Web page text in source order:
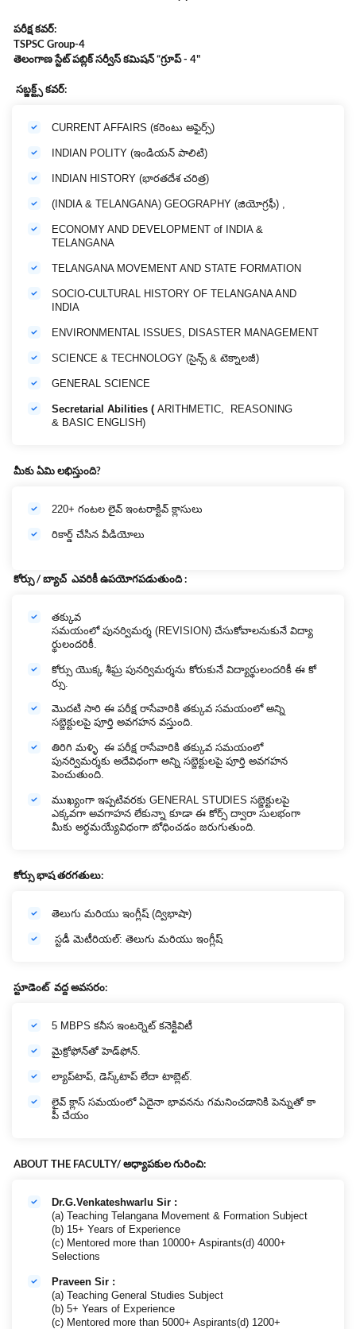
పరీక్ష కవర్:
TSPSC Group-4
తెలంగాణ స్టేట్ పబ్లిక్ సర్వీస్ కమిషన్“గ్రూప్- 4"
సబ్జక్ట్స్ కవర్:
CURRENT AFFAIRS (కరెంటు అఫైర్స్)
INDIAN POLITY (ఇండియన్ పాలిటి)
INDIAN HISTORY (భారతదేశ చరిత్ర)
(INDIA & TELANGANA) GEOGRAPHY (జియోగ్రఫీ) ,
ECONOMY AND DEVELOPMENT of INDIA &
TELANGANA
TELANGANA MOVEMENT AND STATE FORMATION
SOCIO-CULTURAL HISTORY OF TELANGANA AND
INDIA
ENVIRONMENTAL ISSUES, DISASTER MANAGEMENT
SCIENCE & TECHNOLOGY (సైన్స్ & టెక్నాలజీ)
GENERAL SCIENCE
Secretarial Abilities ( ARITHMETIC, REASONING
& BASIC ENGLISH)
మీకుఏమిలభిస్తుంది?
220+ గంటల లైవ్ ఇంటరాక్టివ్ క్లాసులు
రికార్డ్ చేసిన వీడియోలు
కోర్సు/బ్యాచ్ ఎవరికీ ఉపయోగపడుతుంది:
తక్కువ
సమయంలో పునర్విమర్శ (REVISION) చేసుకోవాలనుకునే విద్యా
ర్థులందరికీ.
కోర్సు యొక్క శీఘ్ర పునర్విమర్శను కోరుకునే విద్యార్థులందరికీ ఈ కో
ర్సు.
మొదటి సారి ఈ పరీక్ష రాసేవారికి తక్కువ సమయంలో అన్ని
సబ్జెక్టులపై పూర్తి అవగహన వస్తుంది.
తిరిగి మళ్ళి ఈ పరీక్ష రాసేవారికి తక్కువ సమయంలో
పునర్విమర్శకు అదేవిధంగా అన్ని సబ్జెక్టులపై పూర్తి అవగహన
పెంచుతుంది.
ముఖ్యంగా ఇప్పటివరకు GENERAL STUDIES సబ్జెక్టులపై
ఎక్కవగా అవగాహన లేకున్నా కూడా ఈ కోర్స్ ద్వారా సులభంగా
మీకు అర్ధమయ్యేవిధంగా బోధించడం జరుగుతుంది.
కోర్సుభాషతరగతులు:
తెలుగు మరియు ఇంగ్లీష్ (ద్విభాషా)
స్టడీ మెటీరియల్: తెలుగు మరియు ఇంగ్లీష్
స్టూడెంట్ వద్దఅవసరం:
5 MBPS కనీస ఇంటర్నెట్ కనెక్టివిటీ
మైక్రోఫోన్‌తో హెడ్‌ఫోన్.
ల్యాప్‌టాప్, డెస్క్‌టాప్ లేదా టాబ్లెట్.
లైవ్ క్లాస్ సమయంలో ఏదైనా భావనను గమనించడానికి పెన్నుతో కా
పీ చేయం
ABOUT THE FACULTY/ అధ్యాపకుల గురించి:
Dr.G.Venkateshwarlu Sir :
(a) Teaching Telangana Movement & Formation Subject
(b) 15+ Years of Experience
(c) Mentored more than 10000+ Aspirants(d) 4000+
Selections
Praveen Sir :
(a) Teaching General Studies Subject
(b) 5+ Years of Experience
(c) Mentored more than 5000+ Aspirants(d) 1200+